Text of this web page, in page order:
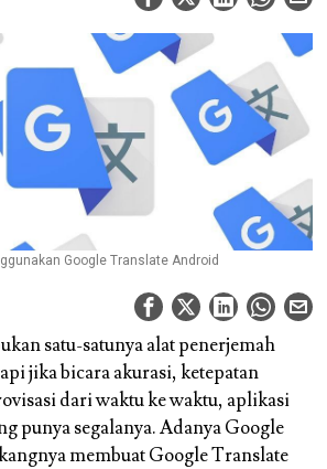
Google Translate Android
satu-satunya alat penerjemah
jika bicara akurasi, ketepatan
dari waktu ke waktu, aplikasi
punya segalanya. Adanya Google
membuat Google Translate